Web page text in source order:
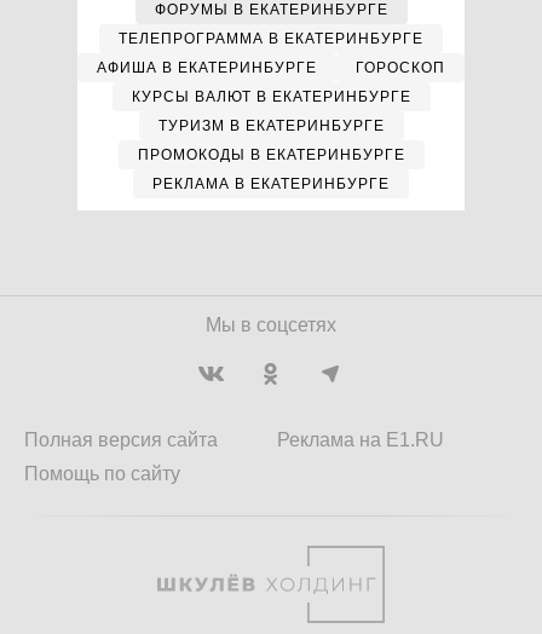
ФОРУМЫ В ЕКАТЕРИНБУРГЕ
ТЕЛЕПРОГРАММА В ЕКАТЕРИНБУРГЕ
АФИША В ЕКАТЕРИНБУРГЕ
ГОРОСКОП
КУРСЫ ВАЛЮТ В ЕКАТЕРИНБУРГЕ
ТУРИЗМ В ЕКАТЕРИНБУРГЕ
ПРОМОКОДЫ В ЕКАТЕРИНБУРГЕ
РЕКЛАМА В ЕКАТЕРИНБУРГЕ
Мы в соцсетях
Полная версия сайта
Помощь по сайту
Реклама на E1.RU